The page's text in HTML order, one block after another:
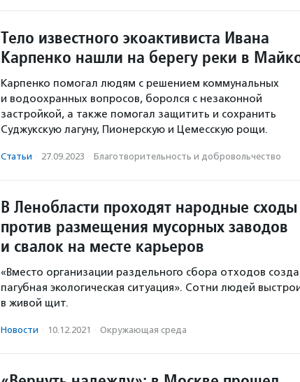
Тело известного экоактивиста Ивана
Карпенко нашли на берегу реки в
Карпенко помогал людям с решением коммунальных
и водоохранных вопросов, боролся с незаконной
застройкой, а также помогал защитить и сохранить
Суджукскую лагуну, Пионерскую и Цемесскую рощи.
Статьи · 27.09.2023 · Благотвори­тель­ность и доброволь­чест­во
В Ленобласти проходят народные сходы
против размещения мусорных заводов
и свалок на месте карьеров
«Вместо организации раздельного сбора отходов
пагубная экологическая ситуация». Сотни людей
в живой щит.
Новости · 10.12.2021 · Окружающая среда